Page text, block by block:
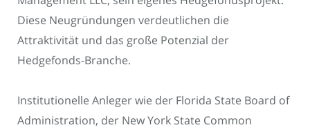
Diese Neugründungen verdeutlichen die
Attraktivität und das große Potenzial der
Hedgefonds-Branche.
Institutionelle Anleger wie der Florida State Board of
Administration, der New York State Common